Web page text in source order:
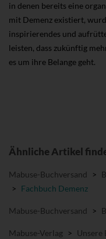
in denen bereits eine
mit Demenz existiert,
inspirierendes und
leisten, dass zukünftig
es um ihre Belange geht.
Ähnliche Artikel
Mabuse-Buchversand >
> Fachbuch Demenz
Mabuse-Buchversand >
Mabuse-Verlag > Unsere